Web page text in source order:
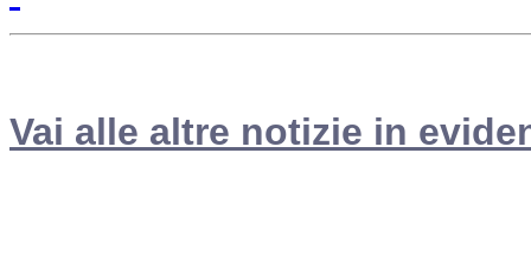
Vai alle altre notizie in